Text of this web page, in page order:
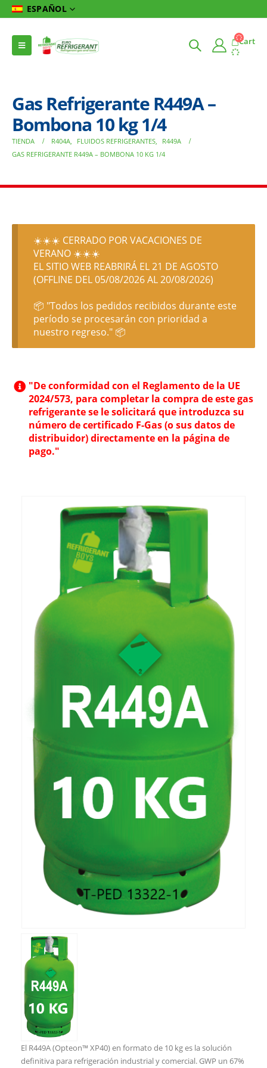
ESPAÑOL
Cart
Gas Refrigerante R449A –
Bombona 10 kg 1/4
TIENDA R404A, FLUIDOS REFRIGERANTES,
R449A
GAS REFRIGERANTE R449A – BOMBONA 10 KG 1/4
☀️☀️☀️ CERRADO POR VACACIONES DE
VERANO ☀️☀️☀️
EL SITIO WEB REABRIRÁ EL 21 DE AGOSTO
(OFFLINE DEL 05/08/2026 AL 20/08/2026)
📦 "Todos los pedidos recibidos durante este
período se procesarán con prioridad a
nuestro regreso." 📦
"De conformidad con el Reglamento de la UE
2024/573, para completar la compra de este gas
refrigerante se le solicitará que introduzca su
número de certificado F-Gas (o sus datos de
distribuidor) directamente en la página de
pago."
El R449A (Opteon™ XP40) en formato de 10 kg es la solución
definitiva para refrigeración industrial y comercial. GWP un 67%